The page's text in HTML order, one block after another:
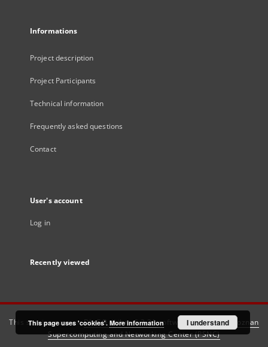
Informations
Project description
Project Participants
Technical information
Frequently asked questions
Contact
User's account
Log in
Recently viewed
This service runs onDInGO dLibra 6.3.21software created by
Poznan
Supercomputing and Networking Center (PSNC)
This page uses 'cookies'. More information I understand